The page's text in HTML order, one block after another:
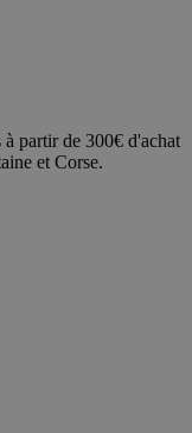
partir de 300€ d'achat
et Corse.